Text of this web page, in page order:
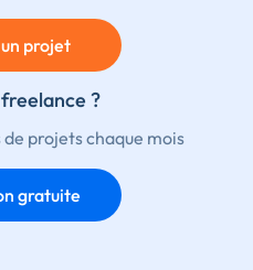
projet
?
projets chaque mois
gratuite